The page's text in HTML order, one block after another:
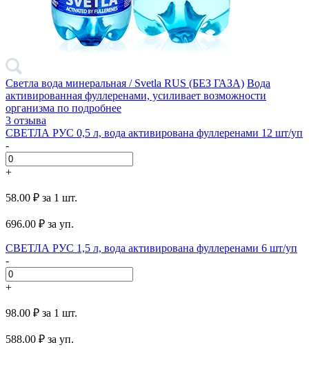
Светла вода минеральная / Svetla RUS (БЕЗ ГАЗА) Вода
активированная фуллеренами, усиливает возможности
организма по подробнее
3 отзыва
СВЕТЛА РУС 0,5 л, вода активирована фуллеренами 12 шт/уп
-
+
58.00 ₽ за 1 шт.
696.00 ₽ за уп.
СВЕТЛА РУС 1,5 л, вода активирована фуллеренами 6 шт/уп
-
+
98.00 ₽ за 1 шт.
588.00 ₽ за уп.